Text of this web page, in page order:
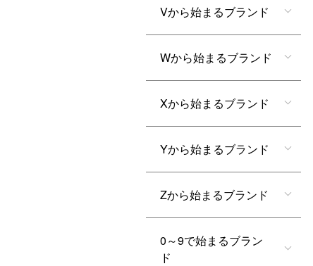
Vから始まるブランド
Wから始まるブランド
Xから始まるブランド
Yから始まるブランド
Zから始まるブランド
0～9で始まるブラン
ド